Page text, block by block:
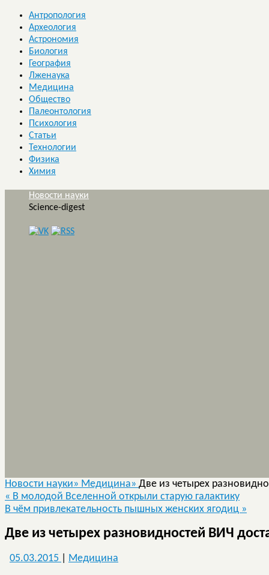
Антропология
Археология
Астрономия
Биология
География
Лженаука
Медицина
Общество
Палеонтология
Психология
Статьи
Технологии
Физика
Химия
Новости науки
Science-digest
Новости науки» Медицина» Две из четырех
« В молодой Вселенной открыли старую галактику
В чём привлекательность пышных женских ягодиц »
Две из четырех разновидностей ВИЧ
05.03.2015 Медицина